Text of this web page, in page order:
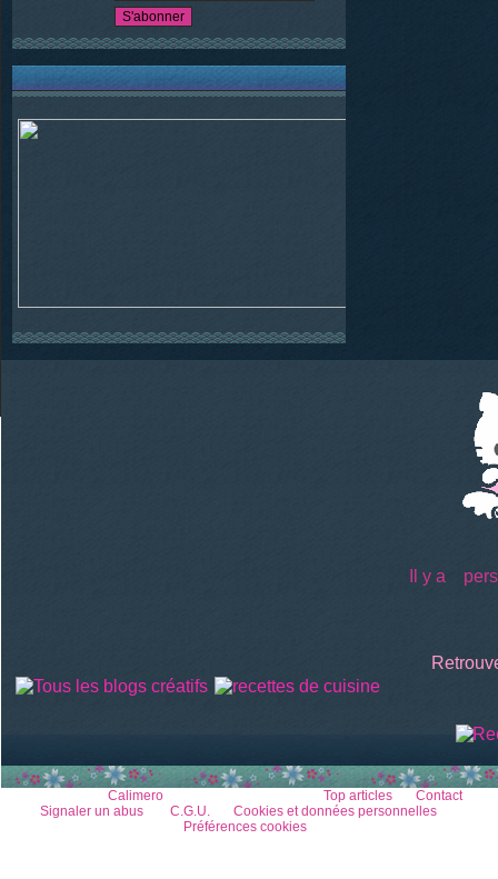
Il y a
Voir le profil deCalimero Top articles
Contact
Signaler un abus
C.G.U.
Cookies et données personnelles
Préférences cookies